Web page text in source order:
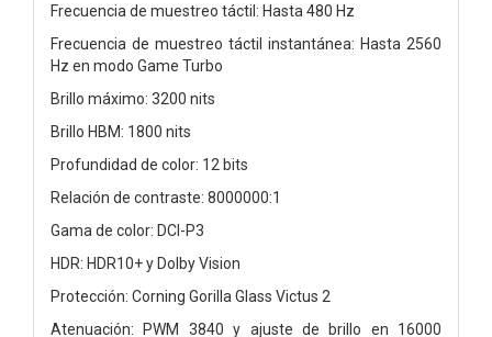
Frecuencia de muestreo táctil: Hasta 480 Hz
Frecuencia de muestreo táctil instantánea: Hasta 2560
Hz en modo Game Turbo
Brillo máximo: 3200 nits
Brillo HBM: 1800 nits
Profundidad de color: 12 bits
Relación de contraste: 8000000:1
Gama de color: DCI-P3
HDR: HDR10+ y Dolby Vision
Protección: Corning Gorilla Glass Victus 2
Atenuación: PWM 3840 y ajuste de brillo en 16000